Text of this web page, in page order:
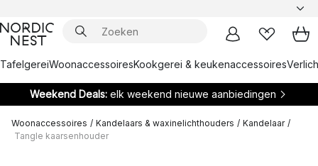
TafelgereiWoonaccessoiresKookgerei & keukenaccessoires
Weekend Deals: elk weekend nieuwe aanbiedingen
Woonaccessoires / Kandelaars & waxinelichthouders / Kandelaar /
Tangle kaarsenhouder